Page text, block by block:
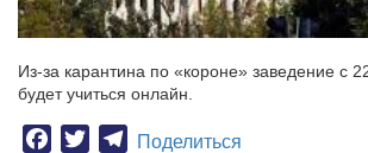
Из-за карантина по «короне» заведение с
будет учиться онлайн.
Facebook
TwitterTelegram
Поделиться